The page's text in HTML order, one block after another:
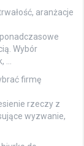
aranżacje
Wybór
…
firmę
rzeczy z
wyzwanie,